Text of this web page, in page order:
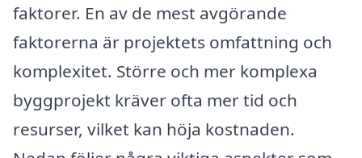
faktorer. En av de mest avgörande
faktorerna är projektets omfattning och
komplexitet. Större och mer komplexa
byggprojekt kräver ofta mer tid och
resurser, vilket kan höja kostnaden.